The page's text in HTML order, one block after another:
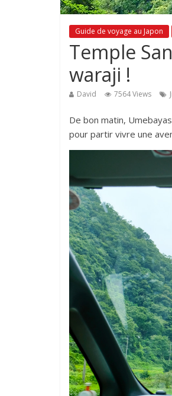
Guide de voyage au Japon
Temple
waraji !
David 7564 Views
De bon matin,
pour partir vivre une